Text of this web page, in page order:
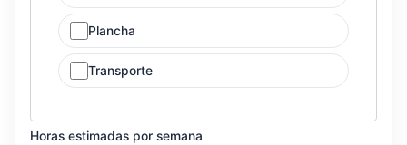
Plancha
Transporte
Horas estimadas por semana